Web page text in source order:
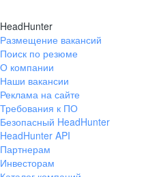
HeadHunter
Размещение вакансий
Поиск по резюме
О компании
Наши вакансии
Реклама на сайте
Требования к ПО
Безопасный HeadHunter
HeadHunter API
Партнерам
Инвесторам